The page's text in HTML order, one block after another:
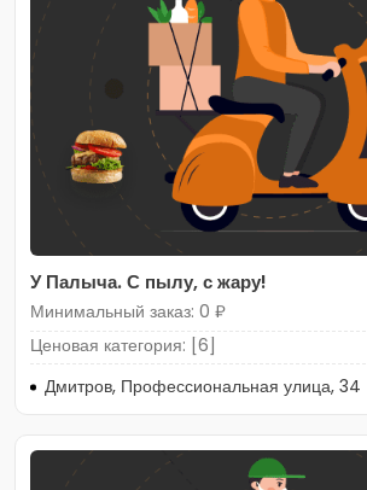
У Палыча. С пылу, с жару!
Минимальный заказ: 0 ₽
Ценовая категория: [6]
Дмитров, Профессиональная улица, 34